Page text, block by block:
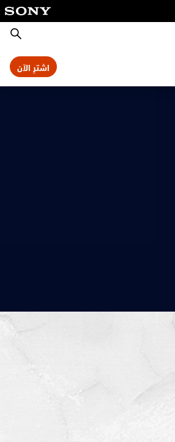
بحث
اشترِ الآن